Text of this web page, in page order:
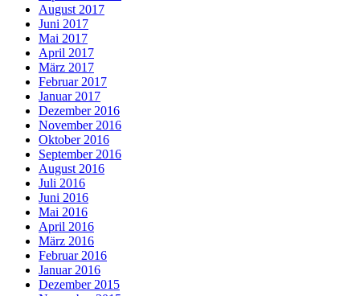
August 2017
Juni 2017
Mai 2017
April 2017
März 2017
Februar 2017
Januar 2017
Dezember 2016
November 2016
Oktober 2016
September 2016
August 2016
Juli 2016
Juni 2016
Mai 2016
April 2016
März 2016
Februar 2016
Januar 2016
Dezember 2015